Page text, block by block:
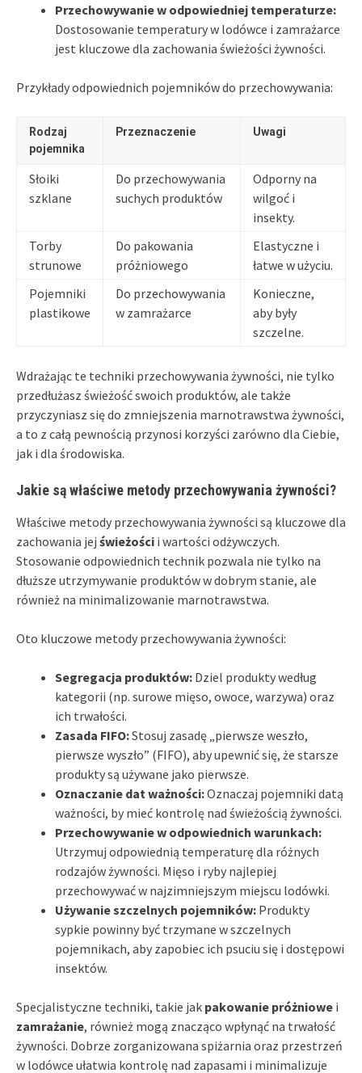
Przechowywanie w odpowiedniej temperaturze:
Dostosowanie temperatury w lodówce i zamrażarce
jest kluczowe dla zachowania świeżości żywności.
Przykłady odpowiednich pojemników do przechowywania:
Rodzaj
pojemnika
Przeznaczenie Uwagi
Słoiki
szklane
Do przechowywania
suchych produktów
Odporny na
wilgoć i
insekty.
Torby
strunowe
Do pakowania
próżniowego
Elastyczne i
łatwe w użyciu.
Pojemniki
plastikowe
Do przechowywania
w zamrażarce
Konieczne,
aby były
szczelne.
Wdrażając te techniki przechowywania żywności, nie tylko
przedłużasz świeżość swoich produktów, ale także
przyczyniasz się do zmniejszenia marnotrawstwa żywności,
a to z całą pewnością przynosi korzyści zarówno dla Ciebie,
jak i dla środowiska.
Jakie są właściwe metody przechowywania żywności?
Właściwe metody przechowywania żywności są kluczowe dla
zachowania jej świeżości i wartości odżywczych.
Stosowanie odpowiednich technik pozwala nie tylko na
dłuższe utrzymywanie produktów w dobrym stanie, ale
również na minimalizowanie marnotrawstwa.
Oto kluczowe metody przechowywania żywności:
Segregacja produktów: Dziel produkty według
kategorii (np. surowe mięso, owoce, warzywa) oraz
ich trwałości.
Zasada FIFO:Stosuj zasadę „pierwsze weszło,
pierwsze wyszło” (FIFO), aby upewnić się, że starsze
produkty są używane jako pierwsze.
Oznaczanie dat ważności:Oznaczaj pojemniki datą
ważności, by mieć kontrolę nad świeżością żywności.
Przechowywanie w odpowiednich warunkach:
Utrzymuj odpowiednią temperaturę dla różnych
rodzajów żywności. Mięso i ryby najlepiej
przechowywać w najzimniejszym miejscu lodówki.
Używanie szczelnych pojemników: Produkty
sypkie powinny być trzymane w szczelnych
pojemnikach, aby zapobiec ich psuciu się i dostępowi
insektów.
Specjalistyczne techniki, takie jak pakowanie próżniowe i
zamrażanie, również mogą znacząco wpłynąć na trwałość
żywności. Dobrze zorganizowana spiżarnia oraz przestrzeń
w lodówce ułatwia kontrolę nad zapasami i minimalizuje